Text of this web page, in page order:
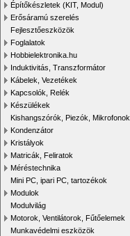
Építőkészletek (KIT, Modul)
Erősáramú szerelés
Fejlesztőeszközök
Foglalatok
Hobbielektronika.hu
Induktivitás, Transzformátor
Kábelek, Vezetékek
Kapcsolók, Relék
Készülékek
Kishangszórók, Piezók, Mikrofonok
Kondenzátor
Kristályok
Matricák, Feliratok
Méréstechnika
Mini PC, ipari PC, tartozékok
Modulok
Modulvilág
Motorok, Ventilátorok, Fűtőelemek
Munkavédelmi eszközök